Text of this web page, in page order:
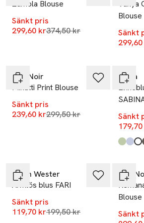
Zamola Blouse
Sänkt pris
299,60 krLägsta pris 30 dagar
374,50 kr
Vanya
Blouse
Sänkt
Neo Noir
Minutti Print Blouse
Sänkt pris
239,60 krLägsta pris 30 dagar
299,50 kr
Wera
Sänkt
Light
Blue,
White,
Mole,
Carin Wester
Ärmlös blus FARI
Sänkt pris
119,70 krLägsta pris 30 dagar
199,50 kr
Neo
Blouse
Sänkt